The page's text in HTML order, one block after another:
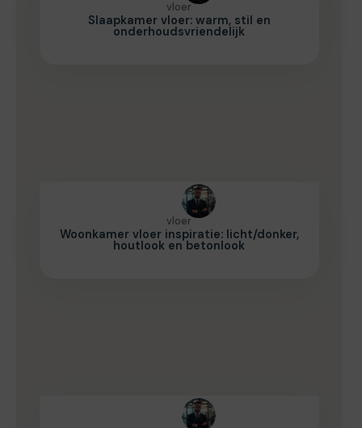
vloer
Slaapkamer vloer: warm, stil en
onderhoudsvriendelijk
vloer
Woonkamer vloer inspiratie: licht/donker,
houtlook en betonlook